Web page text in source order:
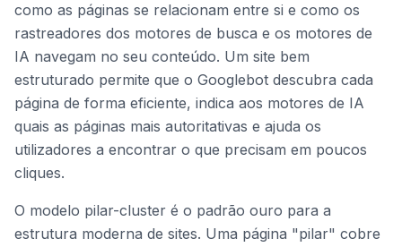
como as páginas se relacionam entre si e como os
rastreadores dos motores de busca e os motores de
IA navegam no seu conteúdo. Um site bem
estruturado permite que o Googlebot descubra cada
página de forma eficiente, indica aos motores de IA
quais as páginas mais autoritativas e ajuda os
utilizadores a encontrar o que precisam em poucos
cliques.
O modelo pilar-cluster é o padrão ouro para a
estrutura moderna de sites. Uma página "pilar" cobre